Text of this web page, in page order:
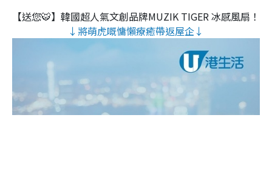
【送您🐯】韓國超人氣文創品牌MUZIK TIGER 冰感風扇！
↓將萌虎嘅慵懶療癒帶返屋企↓